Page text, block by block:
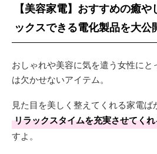
【美容家電】おすすめの癒
ックスできる電化製品を大公
おしゃれや美容に気を遣う女性に
は欠かせないアイテム。
見た目を美しく整えてくれる家電
リラックスタイムを充実させてく
すよ。